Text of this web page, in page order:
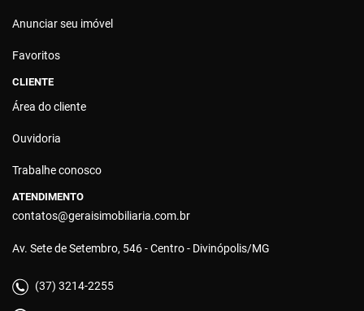
Anunciar seu imóvel
Favoritos
CLIENTE
Área do cliente
Ouvidoria
Trabalhe conosco
ATENDIMENTO
contatos@geraisimobiliaria.com.br
Av. Sete de Setembro, 546 - Centro - Divinópolis/MG
(37) 3214-2255